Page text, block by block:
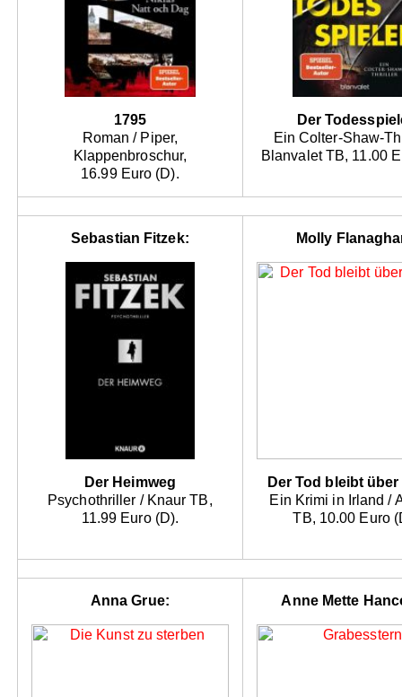
1795
Roman / Piper,
Klappenbroschur,
16.99 Euro (D).
Der
Ein Colter-Shaw-
Blanvalet TB, 11.00
Sebastian Fitzek:
Der Heimweg
Psychothriller / Knaur TB,
11.99 Euro (D).
Molly
Der Tod bleibt
Ein Krimi in Irland /
TB, 10.00 Euro
Anna Grue: Anne Mette